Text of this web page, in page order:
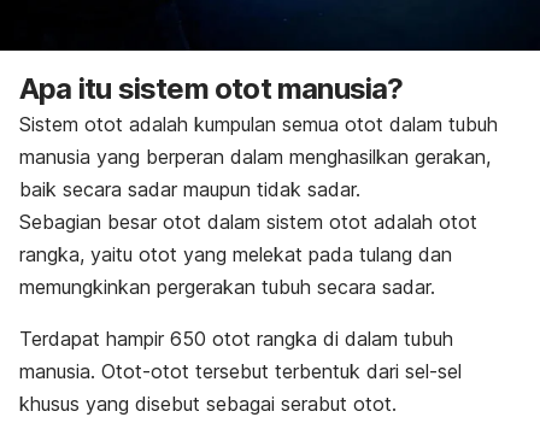
Apa itu sistem otot manusia?
Sistem otot adalah kumpulan semua otot dalam tubuh
manusia yang berperan dalam menghasilkan gerakan,
baik secara sadar maupun tidak sadar.
Sebagian besar otot dalam sistem otot adalah otot
rangka, yaitu otot yang melekat pada tulang dan
memungkinkan pergerakan tubuh secara sadar.
Terdapat hampir 650 otot rangka di dalam tubuh
manusia. Otot-otot tersebut terbentuk dari sel-sel
khusus yang disebut sebagai serabut otot.